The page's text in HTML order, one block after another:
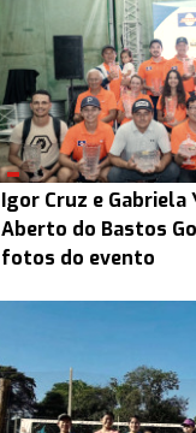
Igor Cruz e Gabriela
Aberto do Bastos
fotos do evento